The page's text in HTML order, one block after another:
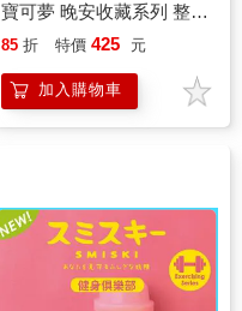
寶可夢 晚安收藏系列 整組
6種
85 折 特價 425 元
加入購物車